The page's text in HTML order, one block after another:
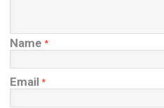
Name *
Email *